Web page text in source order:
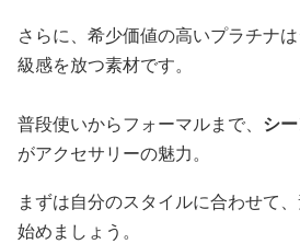
さらに、希少価値の高いプラチナ
級感を放つ素材です。
普段使いからフォーマルまで、 シ
がアクセサリーの魅力。
まずは自分のスタイルに合わせて
始めましょう。